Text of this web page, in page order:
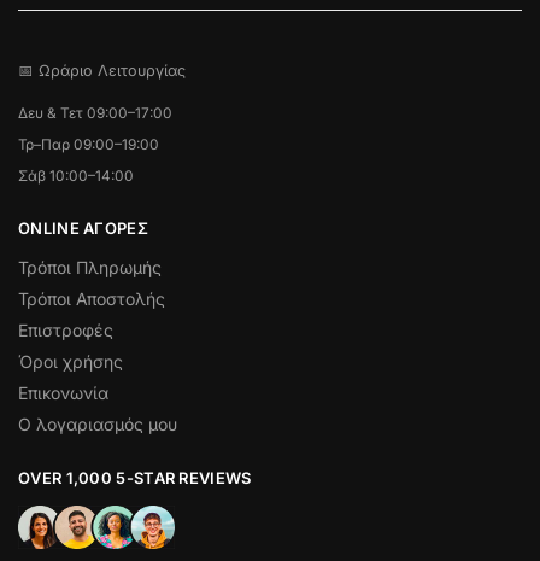
📅 Ωράριο Λειτουργίας
Δευ & Τετ 09:00–17:00
Τρ–Παρ 09:00–19:00
Σάβ 10:00–14:00
ONLINE ΑΓΟΡΕΣ
Τρόποι Πληρωμής
Τρόποι Αποστολής
Επιστροφές
Όροι χρήσης
Επικονωνία
Ο λογαριασμός μου
OVER 1,000 5-STAR REVIEWS